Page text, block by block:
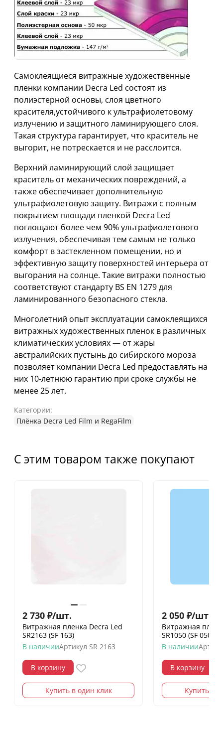
Самоклеящиеся витражные художественные
пленки компании Decra Led состоят из
полиэстерной основы, слоя цветного
красителя,устойчивого к ультрафиолетовому
излучению и защитного ламинирующего слоя.
Такая структура гарантирует, что краситель не
выгорит, не потрескается и не расслоится.
Верхний ламинирующий слой защищает
краситель от механических повреждений, а
также обеспечивает дополнительную
ультрафиолетовую защиту. Витражи с полным
покрытием площади пленкой Decra Led
поглощают более чем 90% ультрафиолетового
излучения, обеспечивая тем самым не только
комфорт в застекленном помещении, но и
эффективную защиту поверхностей интерьера от
выгорания на солнце. Такие витражи полностью
соответствуют стандарту BS EN 1279 для
ламинированного безопасного стекла.
Многолетний опыт эксплуатации самоклеящихся
витражных художественных пленок в различных
климатических условиях — от жары
австралийских пустынь до сибирского мороза
позволяет компании Decra Led предоставлять на
них 10-летнюю гарантию при сроке службы не
менее 25 лет.
Категории:
Плёнка Decra Led Film и RegaFilm
С этим товаром также покупают
2 730 ₽/шт.
Витражная пленка Decra Led
SR2163 (SF 163)
В наличииАртикул SR 2163
В корзину
Купить в один клик
2 050 ₽/шт.
Витражная
SR1050 (SF 050)
В наличии
В корзину
Купить в